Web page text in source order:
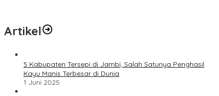
Artikel
5 Kabupaten Tersepi di Jambi, Salah Satunya Penghasil
Kayu Manis Terbesar di Dunia
1 Juni 2025